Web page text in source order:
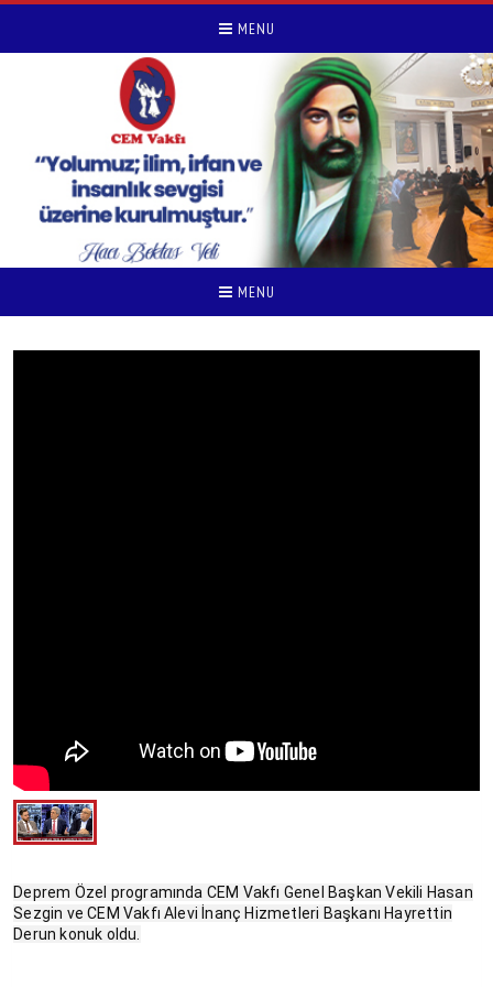
MENU
MENU
Deprem Özel programında CEM Vakfı Genel Başkan Vekili Hasan
Sezgin ve CEM Vakfı Alevi İnanç Hizmetleri Başkanı Hayrettin
Derun konuk oldu.